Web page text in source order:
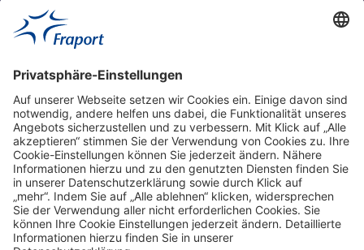
Aktuell
Service
Frankfurt Airport
properties.socialType
properties.socialType
properties.socialType
properties.socialType